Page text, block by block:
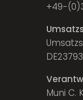
+49-
Muni C.